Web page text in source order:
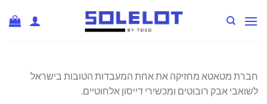
חברת מטאטא מחזיקה את אחת המעבדות הטובות בישראל
לשואבי אבק רובוטים ומכשירי דייסון אלחוטיים.